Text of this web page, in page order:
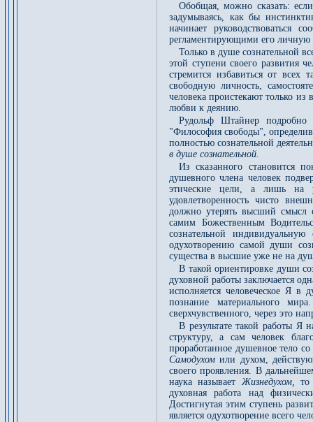
Обобщая, можно сказать:
задумываясь, как бы
начинает
регламентирующими его личную
Только в душе сознательной
этой ступени своего развития
стремится избавиться от
свободную личность,
человека проистекают только
любви к деянию.
Рудольф Штайнер подробно
"Философия свободы",
полностью сознательной
в душе сознательной.
Из сказанного становится
душевного члена человек
этические цели, а лишь на
удовлетворенность чисто
должно утерять высший смысл
самим Божественным
сознательной
одухотворению самой души
существа в высшие уже не на
В такой ориентировке души
духовной работы заключается
исполняется человеческое Я в
познание материального
сверхчувственного, через это
В результате такой работы Я
структуру, а сам человек
проработанное душевное тело
Самодухомили духом,
своего проявления. В
наука называетЖизнедухом,то
духовная работа над
Достигнутая этим ступень
является одухотворение всего